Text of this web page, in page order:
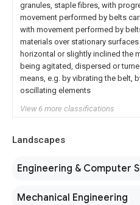
granules, staple fibres, with
movement performed by belts
with movement performed by
materials over stationary surfaces
horizontal or slightly inclined the
being agitated, dispersed or
means, e.g. by vibrating the belt,
oscillating elements
View 6 more classifications
Landscapes
Engineering & Computer
Mechanical Engineering